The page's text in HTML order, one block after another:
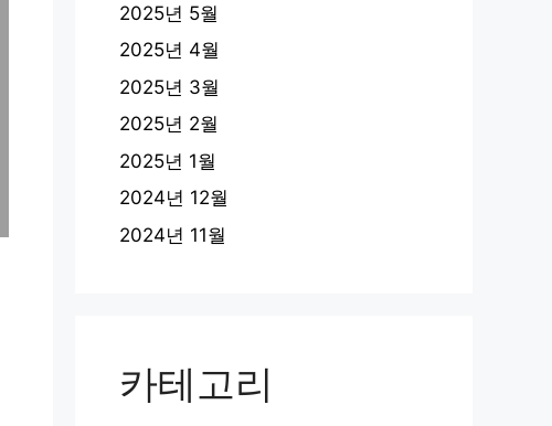
2025년 5월
2025년 4월
2025년 3월
2025년 2월
2025년 1월
2024년 12월
2024년 11월
카테고리